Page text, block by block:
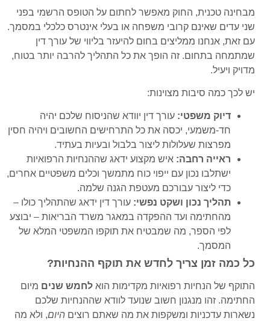
מבחינה טכנית, החוק מאפשר לחתום על הטופס הרשמי בפני
שני עדים שאינם קרובי משפחה או בעלי אינטרס כלכלי במסמך.
עם זאת, אנחנו ממליצים בחום להיעזר בליווי של עורך דין
שמתמחה בתחום. זה הופך את כל התהליך להרבה יותר בטוח,
מדויק ויעיל.
יש לכך כמה סיבות מצוינות:
דיוק משפטי: עורך דין יוודא שהניסוח שלכם יהיה
חד-משמעי, יכסה את כל התרחישים החשובים ויהיה חסין
מפרצות שעלולות ליצור בלבול ובעיות בעתיד.
ראייה רחבה: איש מקצוע ידאג שההנחיות הרפואיות
ישתלבו נכון עם ייפוי כוח מתמשך וכלים משפטיים אחרים,
כדי ליצור עבורכם מעטפת הגנה שלמה.
תהליך נכון ושקט נפשי: עורך דין ידאג שהתהליך כולו –
מהחתימה ועד ההפקדה במאגר משרד הבריאות – יבוצע
לפי הספר, מה שמבטיח את תוקפו המשפטי המלא של
המסמך.
כל כמה זמן צריך לחדש את תוקף ההנחיות?
התוקף של הנחיות רפואיות מקדימות הוא לחמש שנים מיום
החתימה. זהו מנגנון חשוב שנועד לוודא שההנחיות שלכם
נשארות עדכניות ומשקפות את מה שאתם רוצים היום, ולא מה